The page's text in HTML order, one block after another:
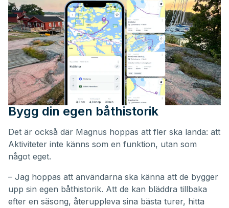
Bygg din egen båthistorik
Det är också där Magnus hoppas att fler ska landa: att
Aktiviteter inte känns som en funktion, utan som
något eget.
– Jag hoppas att användarna ska känna att de bygger
upp sin egen båthistorik. Att de kan bläddra tillbaka
efter en säsong, återuppleva sina bästa turer, hitta